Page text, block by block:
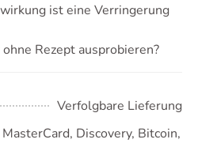
ist eine Verringerung
Rezept ausprobieren?
Verfolgbare Lieferung
Discovery, Bitcoin,